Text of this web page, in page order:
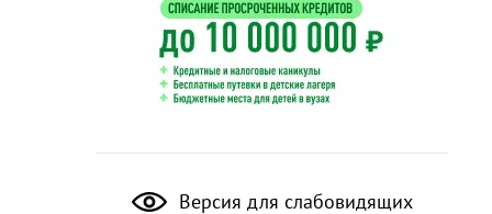
Версия для слабовидящих